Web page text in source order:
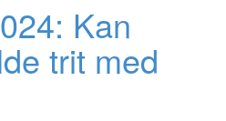
Kan
trit med